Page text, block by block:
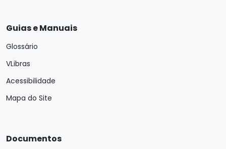
Guias e Manuais
Glossário
VLibras
Acessibilidade
Mapa do Site
Documentos